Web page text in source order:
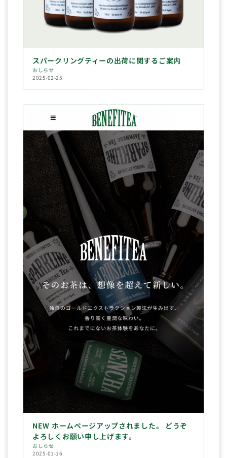
スパークリングティーの出荷に関するご案内
おしらせ
2025-02-25
NEW ホームページアップされました。 どうぞ
よろしくお願い申し上げます。
おしらせ
2025-01-16